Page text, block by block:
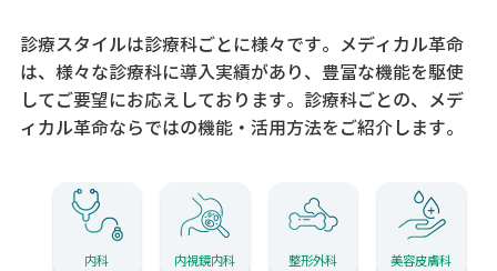
診療スタイルは診療科ごとに様々です。メディカル革命
は、様々な診療科に導入実績があり、 豊富な機能を駆使
してご要望にお応えしております。 診療科ごとの、メデ
ィカル革命ならではの機能・活用方法をご紹介します。
内科 内視鏡内科 整形外科 美容皮膚科